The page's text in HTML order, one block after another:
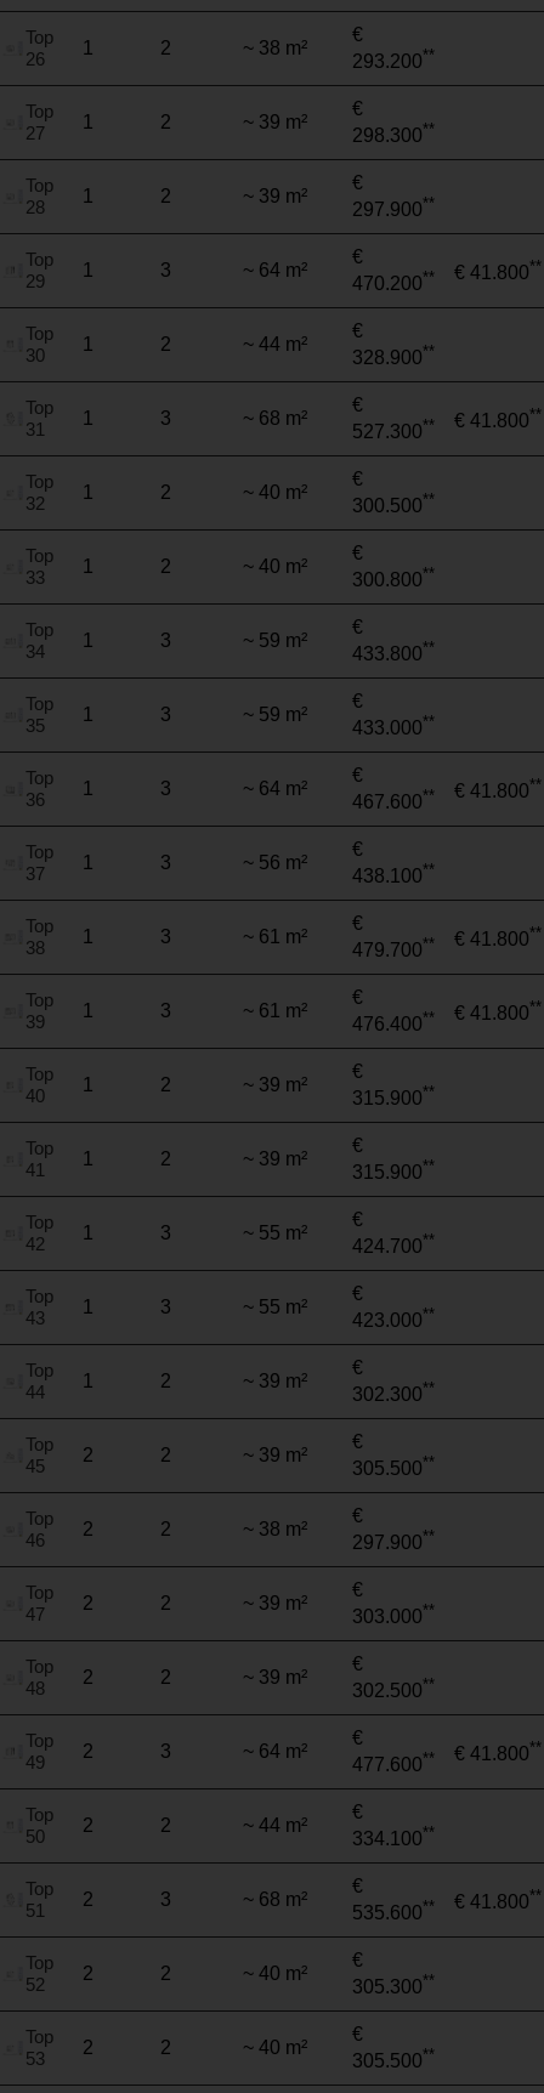
Top
26
1 2 ~ 38 m²
€
293.200**
Top
27
1 2 ~ 39 m²
€
298.300**
Top
28
1 2 ~ 39 m²
€
297.900**
Top
29
1 3 ~ 64 m²
€
470.200** € 41.800**
Top
30
1 2 ~ 44 m²
€
328.900**
Top
31
1 3 ~ 68 m²
€
527.300** € 41.800**
Top
32
1 2 ~ 40 m²
€
300.500**
Top
33
1 2 ~ 40 m²
€
300.800**
Top
34
1 3 ~ 59 m²
€
433.800**
Top
35
1 3 ~ 59 m²
€
433.000**
Top
36
1 3 ~ 64 m²
€
467.600** € 41.800**
Top
37
1 3 ~ 56 m²
€
438.100**
Top
38
1 3 ~ 61 m²
€
479.700** € 41.800**
Top
39
1 3 ~ 61 m²
€
476.400** € 41.800**
Top
40
1 2 ~ 39 m²
€
315.900**
Top
41
1 2 ~ 39 m²
€
315.900**
Top
42
1 3 ~ 55 m²
€
424.700**
Top
43
1 3 ~ 55 m²
€
423.000**
Top
44
1 2 ~ 39 m²
€
302.300**
Top
45
2 2 ~ 39 m²
€
305.500**
Top
46
2 2 ~ 38 m²
€
297.900**
Top
47
2 2 ~ 39 m²
€
303.000**
Top
48
2 2 ~ 39 m²
€
302.500**
Top
49
2 3 ~ 64 m²
€
477.600** € 41.800**
Top
50
2 2 ~ 44 m²
€
334.100**
Top
51
2 3 ~ 68 m²
€
535.600** € 41.800**
Top
52
2 2 ~ 40 m²
€
305.300**
Top
53
2 2 ~ 40 m²
€
305.500**